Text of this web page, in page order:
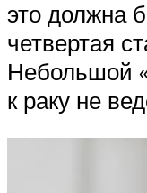
это должна
четвертая
Небольшой
к раку не